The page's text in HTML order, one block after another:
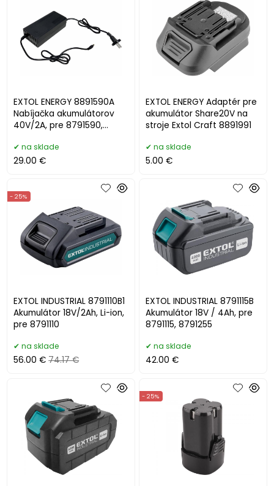
EXTOL ENERGY 8891590A
Nabíjačka akumulátorov
40V/2A, pre 8791590,
na sklade
29.00 €
EXTOL ENERGY Adaptér pre
akumulátor Share20V na
stroje Extol Craft 8891991
na sklade
5.00 €
EXTOL INDUSTRIAL 8791110B1
Akumulátor 18V/2Ah, Li-ion,
pre 8791110
- 25%
na sklade
56.00 € 74.17 €
EXTOL INDUSTRIAL 8791115B
Akumulátor 18V / 4Ah, pre
8791115, 8791255
na sklade
42.00 €
- 25%